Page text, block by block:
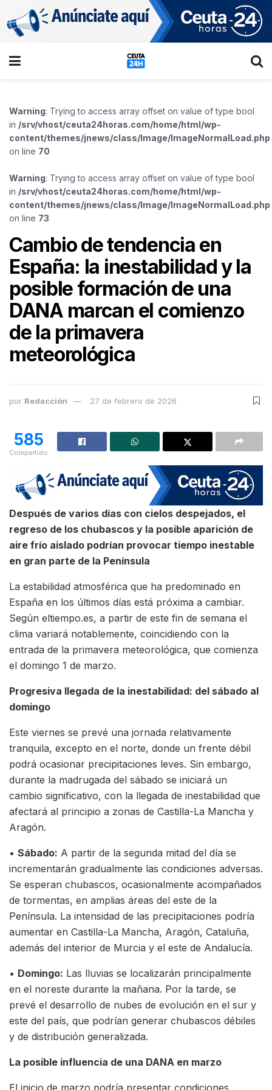
Warning: Trying to access array offset on value of type bool
in /srv/vhost/ceuta24horas.com/home/html/wp-
content/themes/jnews/class/Image/ImageNormalLoad.php
on line 70
Warning: Trying to access array offset on value of type bool
in /srv/vhost/ceuta24horas.com/home/html/wp-
content/themes/jnews/class/Image/ImageNormalLoad.php
on line 73
Cambio de tendencia en
España: la inestabilidad y la
posible formación de una
DANA marcan el comienzo
de la primavera
meteorológica
por Redacción 27 de febrero de 2026
585
Compartido
Después de varios días con cielos despejados, el
regreso de los chubascos y la posible aparición de
aire frío aislado podrían provocar tiempo inestable
en gran parte de la Península
La estabilidad atmosférica que ha predominado en
España en los últimos días está próxima a cambiar.
Según eltiempo.es, a partir de este fin de semana el
clima variará notablemente, coincidiendo con la
entrada de la primavera meteorológica, que comienza
el domingo 1 de marzo.
Progresiva llegada de la inestabilidad: del sábado al
domingo
Este viernes se prevé una jornada relativamente
tranquila, excepto en el norte, donde un frente débil
podrá ocasionar precipitaciones leves. Sin embargo,
durante la madrugada del sábado se iniciará un
cambio significativo, con la llegada de inestabilidad que
afectará al principio a zonas de Castilla-La Mancha y
Aragón.
• Sábado: A partir de la segunda mitad del día se
incrementarán gradualmente las condiciones adversas.
Se esperan chubascos, ocasionalmente acompañados
de tormentas, en amplias áreas del este de la
Península. La intensidad de las precipitaciones podría
aumentar en Castilla-La Mancha, Aragón, Cataluña,
además del interior de Murcia y el este de Andalucía.
• Domingo: Las lluvias se localizarán principalmente
en el noreste durante la mañana. Por la tarde, se
prevé el desarrollo de nubes de evolución en el sur y
este del país, que podrían generar chubascos débiles
y de distribución generalizada.
La posible influencia de una DANA en marzo
El inicio de marzo podría presentar condiciones